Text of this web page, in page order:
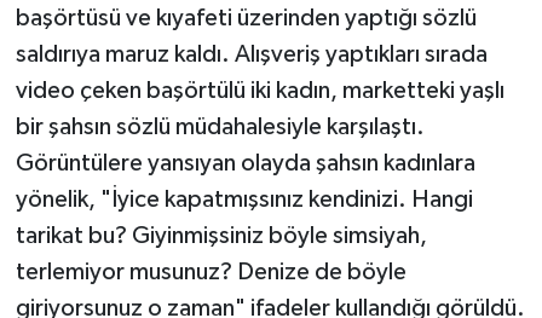
başörtüsü ve kıyafeti üzerinden yaptığı sözlü
saldırıya maruz kaldı. Alışveriş yaptıkları sırada
video çeken başörtülü iki kadın, marketteki yaşlı
bir şahsın sözlü müdahalesiyle karşılaştı.
Görüntülere yansıyan olayda şahsın kadınlara
yönelik, "İyice kapatmışsınız kendinizi. Hangi
tarikat bu? Giyinmişsiniz böyle simsiyah,
terlemiyor musunuz? Denize de böyle
giriyorsunuz o zaman" ifadeler kullandığı görüldü.